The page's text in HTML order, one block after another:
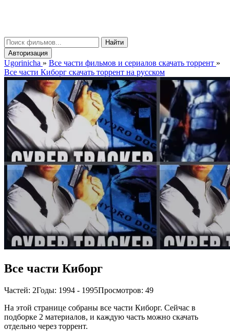
Найти
Авторизация
Ugorinicha » Все части фильмов и сериалов скачать торрент »
Все части Киборг скачать торрент на русском
Все части Киборг
Частей: 2Годы: 1994 - 1995Просмотров: 49
На этой странице собраны все части Киборг. Сейчас в
подборке 2 материалов, и каждую часть можно скачать
отдельно через торрент.